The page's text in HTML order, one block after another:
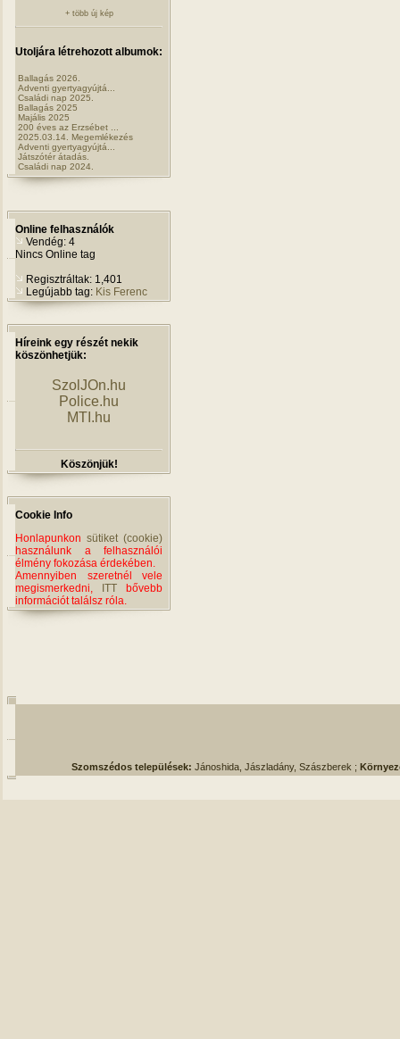
+ több új kép
Utoljára létrehozott albumok:
Ballagás 2026.
Adventi gyertyagyújtá...
Családi nap 2025.
Ballagás 2025
Majális 2025
200 éves az Erzsébet ...
2025.03.14. Megemlékezés
Adventi gyertyagyújtá...
Játszótér átadás.
Családi nap 2024.
Online felhasználók
Vendég: 4
Nincs Online tag
Regisztráltak: 1,401
Legújabb tag: Kis Ferenc
Híreink egy részét nekik
köszönhetjük:
SzolJOn.hu
Police.hu
MTI.hu
Köszönjük!
Cookie Info
Honlapunkon sütiket (cookie)
használunk a felhasználói
élmény fokozása érdekében.
Amennyiben szeretnél vele
megismerkedni,
ITT bővebb
információt találsz róla.
Szomszédos települések: Jánoshida, Jászladány, Szászberek ;